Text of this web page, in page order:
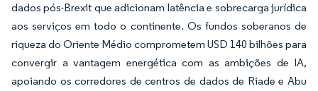
dados pós-Brexit que adicionam latência e sobrecarga jurídica
aos serviços em todo o continente. Os fundos soberanos de
riqueza do Oriente Médio comprometem USD 140 bilhões para
convergir a vantagem energética com as ambições de IA,
apoiando os corredores de centros de dados de Riade e Abu